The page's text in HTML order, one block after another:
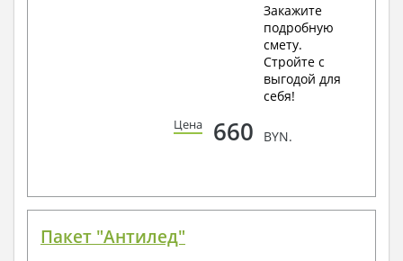
Закажите
подробную
смету.
Стройте с
выгодой для
себя!
Цена 660 BYN.
Пакет "Антилед"